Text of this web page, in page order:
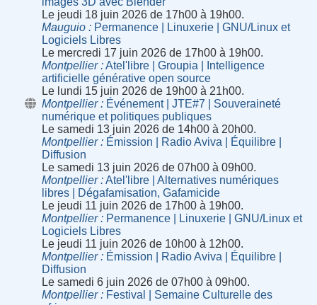
Le jeudi 18 juin 2026 de 17h00 à 19h00.
Mauguio
Permanence | Linuxerie | GNU/Linux et
Logiciels Libres
Le mercredi 17 juin 2026 de 17h00 à 19h00.
Montpellier
Atel'libre | Groupia | Intelligence
artificielle générative open source
Le lundi 15 juin 2026 de 19h00 à 21h00.
Montpellier
Événement | JTE#7 | Souveraineté
numérique et politiques publiques
Le samedi 13 juin 2026 de 14h00 à 20h00.
Montpellier
Émission | Radio Aviva | Équilibre |
Diffusion
Le samedi 13 juin 2026 de 07h00 à 09h00.
Montpellier
Atel'libre | Alternatives numériques
libres | Dégafamisation, Gafamicide
Le jeudi 11 juin 2026 de 17h00 à 19h00.
Montpellier
Permanence | Linuxerie | GNU/Linux et
Logiciels Libres
Le jeudi 11 juin 2026 de 10h00 à 12h00.
Montpellier
Émission | Radio Aviva | Équilibre |
Diffusion
Le samedi 6 juin 2026 de 07h00 à 09h00.
Montpellier
Festival | Semaine Culturelle des